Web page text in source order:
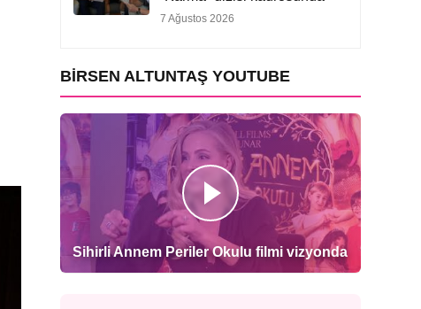
7 Ağustos 2026
BIRSEN ALTUNTAŞ YOUTUBE
Sihirli Annem Periler Okulu filmi vizyonda